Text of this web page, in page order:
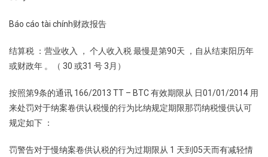
Báo cáo tài chính财政报告
结算税 ：营业收入 ， 个人收入税 最慢是第90天 ，自从结束阳历年
或财政年 。（ 30 或31 号 3月）
按照第9条的通讯 166/2013 TT – BTC 有效期限从 日01/01/2014 用
来处罚对于纳案卷供认税慢的行为比纳规定期限那罚纳税慢供认可
规定如下 ：
罚警告对于慢纳案卷供认税的行为过期限从 1 天到05天而有减轻情